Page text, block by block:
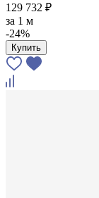
129 732 ₽
за 1 м
-24%
Купить